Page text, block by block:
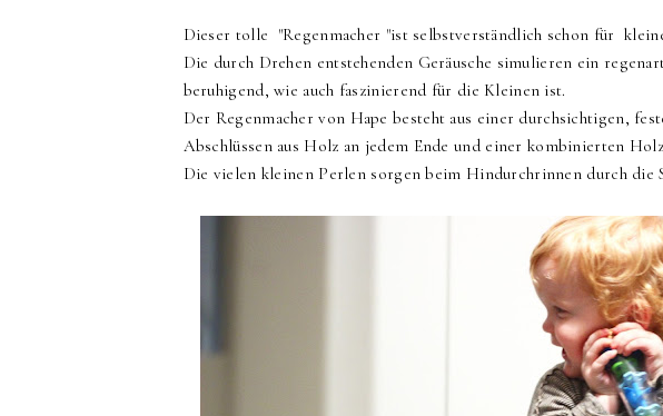
Dieser tolle "Regenmacher "ist selbstverständlich schon für
Die durch Drehen entstehenden Geräusche simulieren ein
beruhigend, wie auch faszinierend für die Kleinen ist.
Der Regenmacher von Hape besteht aus einer durchsichtigen,
Abschlüssen aus Holz an jedem Ende und einer kombinierten
Die vielen kleinen Perlen sorgen beim Hindurchrinnen durch die